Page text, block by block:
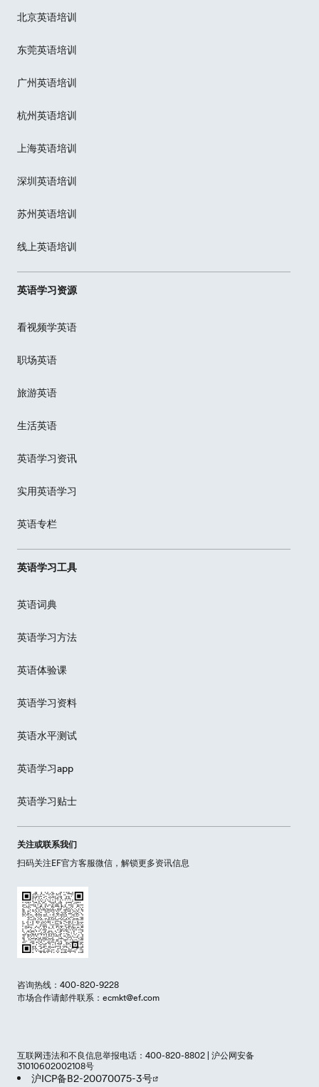
北京英语培训
东莞英语培训
广州英语培训
杭州英语培训
上海英语培训
深圳英语培训
苏州英语培训
线上英语培训
英语学习资源
看视频学英语
职场英语
旅游英语
生活英语
英语学习资讯
实用英语学习
英语专栏
英语学习工具
英语词典
英语学习方法
英语体验课
英语学习资料
英语水平测试
英语学习app
英语学习贴士
关注或联系我们
扫码关注EF官方客服微信，解锁更多资讯信息
咨询热线：400-820-9228
市场合作请邮件联系：ecmkt@ef.com
互联网违法和不良信息举报电话：400-820-8802 | 沪公网安备
31010602002108号
沪ICP备B2-20070075-3号